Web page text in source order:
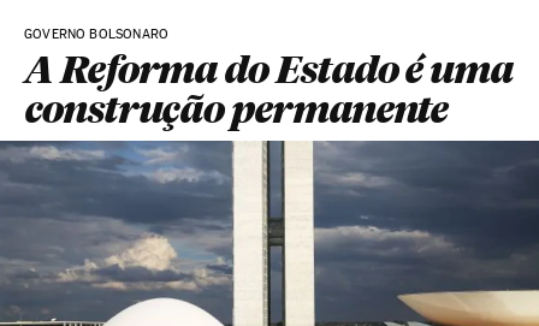
GOVERNO BOLSONARO
A Reforma do Estado é uma
construção permanente